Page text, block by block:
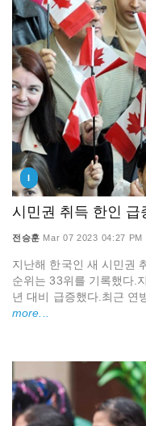
시민권 취득 한인 급
전승훈 Mar 07 2023 04:27 PM
지난해 한국인 새 시민권
순위는 33위를 기록했다.
년 대비 급증했다.최근 연
more...